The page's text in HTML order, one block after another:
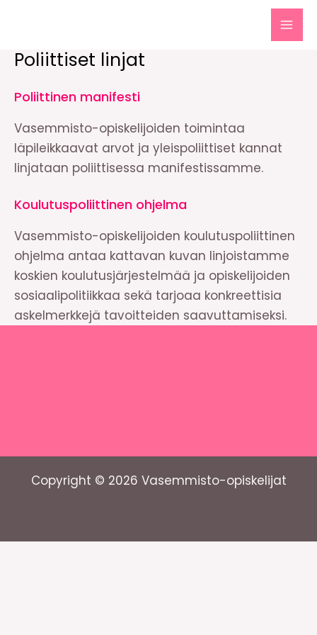
Poliittiset linjat
Poliittinen manifesti
Vasemmisto-opiskelijoiden toimintaa
läpileikkaavat arvot ja yleispoliittiset kannat
linjataan poliittisessa manifestissamme.
Koulutuspoliittinen ohjelma
Vasemmisto-opiskelijoiden koulutuspoliittinen
ohjelma antaa kattavan kuvan linjoistamme
koskien koulutusjärjestelmää ja opiskelijoiden
sosiaalipolitiikkaa sekä tarjoaa konkreettisia
askelmerkkejä tavoitteiden saavuttamiseksi.
Copyright © 2026 Vasemmisto-opiskelijat